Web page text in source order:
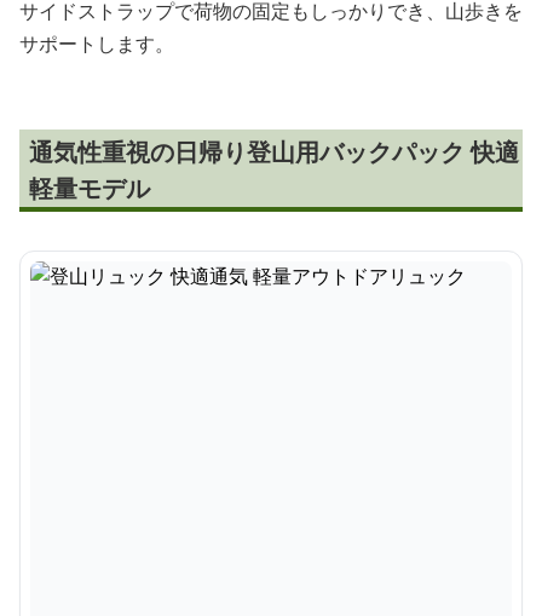
サイドストラップで荷物の固定もしっかりでき、山歩きを
サポートします。
通気性重視の日帰り登山用バックパック 快適
軽量モデル